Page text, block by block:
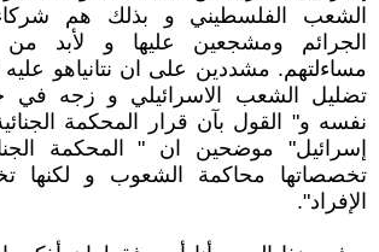
الشعب الفلسطيني و بذلك هم شركاء
الجرائم ومشجعين عليها و لأبد
مساءلتهم. مشددين على ان نتانياهو
تضليل الشعب الاسرائيلي و زجه في
نفسه و" القول بآن قرار المحكمة
إسرائيل" موضحين ان " المحكمة
تخصصاتها محاكمة الشعوب و لكنها
الإفراد".